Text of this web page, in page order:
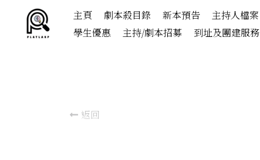
主頁 劇本殺目錄 新本預告 主持人檔案
學生優惠
主持/劇本招募 到址及團建服務